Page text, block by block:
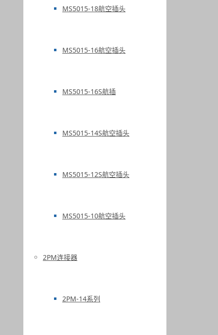
MS5015-18航空插头
MS5015-16航空插头
MS5015-16S航插
MS5015-14S航空插头
MS5015-12S航空插头
MS5015-10航空插头
2PM连接器
2PM-14系列